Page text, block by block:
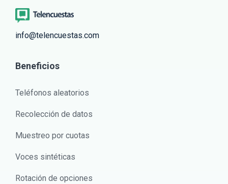
info@telencuestas.com
Beneficios
Teléfonos aleatorios
Recolección de datos
Muestreo por cuotas
Voces sintéticas
Rotación de opciones